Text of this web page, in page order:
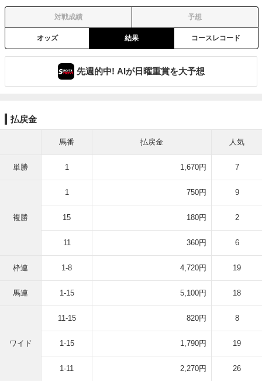
対戦成績 予想
オッズ 結果 コースレコード
先週的中! AIが日曜重賞を大予想
払戻金
馬番 払戻金 人気
単勝 1 1,670円 7
複勝
1 750円 9
15 180円 2
11 360円 6
枠連 1-8 4,720円 19
馬連 1-15 5,100円 18
ワイド
11-15 820円 8
1-15 1,790円 19
1-11 2,270円 26